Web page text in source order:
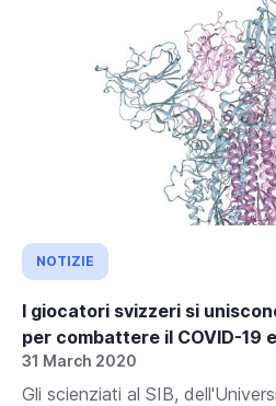
NOTIZIE
I giocatori svizzeri si
per combattere il COVID-19
31 March 2020
Gli scienziati al SIB,